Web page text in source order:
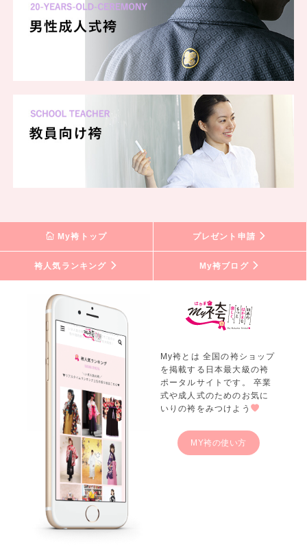
My袴トップ プレゼント申請
袴人気ランキング My袴ブログ
My袴とは 全国の袴ショップ
を掲載する日本最大級の袴
ポータルサイトです。 卒業
式や成人式のためのお気に
いりの袴をみつけよう
MY袴の使い方